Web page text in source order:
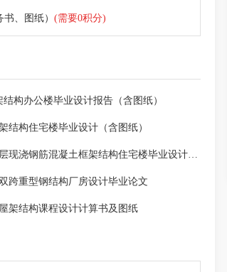
、图纸） (需要0积分)
结构办公楼毕业设计报告（含图纸）
结构住宅楼毕业设计（含图纸）
现浇钢筋混凝土框架结构住宅楼毕业设计（含开
跨重型钢结构厂房设计毕业论文
架结构课程设计计算书及图纸